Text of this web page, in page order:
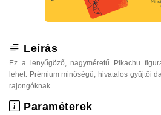
Leírás
Ez a lenyűgöző, nagyméretű Pikachu
lehet. Prémium minőségű, hivatalos gyűjtői
rajongóknak.
Paraméterek